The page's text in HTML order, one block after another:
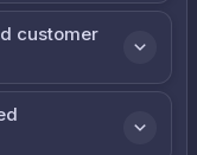
customer